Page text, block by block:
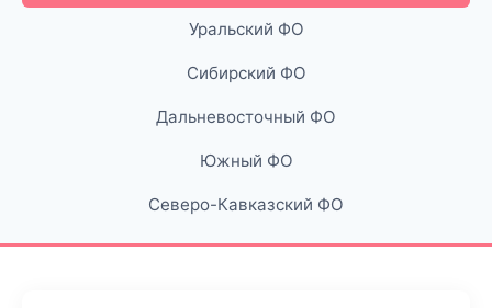
Уральский ФО
Сибирский ФО
Дальневосточный ФО
Южный ФО
Северо-Кавказский ФО